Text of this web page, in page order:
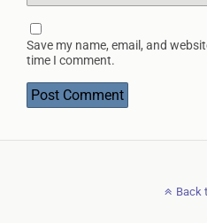
Save my name, email, and
time I comment.
Back